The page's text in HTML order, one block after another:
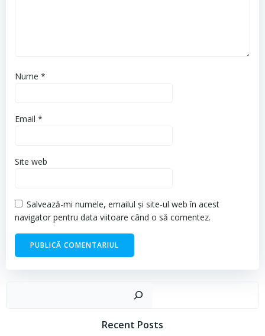
Nume *
Email *
Site web
Salvează-mi numele, emailul și site-ul web în acest
navigator pentru data viitoare când o să comentez.
Recent Posts